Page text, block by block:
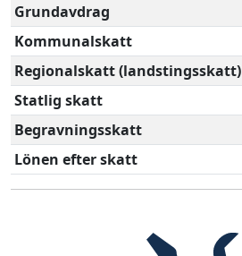
Grundavdrag
Kommunalskatt
Regionalskatt (landstingsskatt)
Statlig skatt
Begravningsskatt
Lönen efter skatt